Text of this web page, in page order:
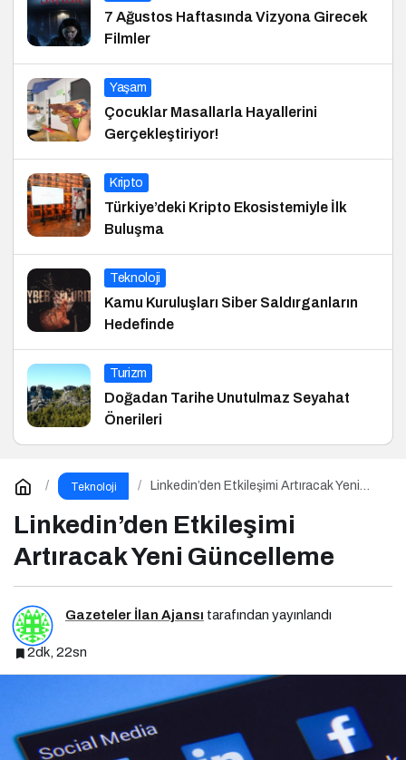
7 Ağustos Haftasında Vizyona Girecek
Filmler
Yaşam
Çocuklar Masallarla Hayallerini
Gerçekleştiriyor!
Kripto
Türkiye’deki Kripto Ekosistemiyle İlk
Buluşma
Teknoloji
Kamu Kuruluşları Siber Saldırganların
Hedefinde
Turizm
Doğadan Tarihe Unutulmaz Seyahat
Önerileri
Teknoloji
Linkedin’den Etkileşimi Artıracak Yeni
Linkedin’den Etkileşimi
Artıracak Yeni Güncelleme
Gazeteler İlan Ajansı tarafından yayınlandı
2dk, 22sn